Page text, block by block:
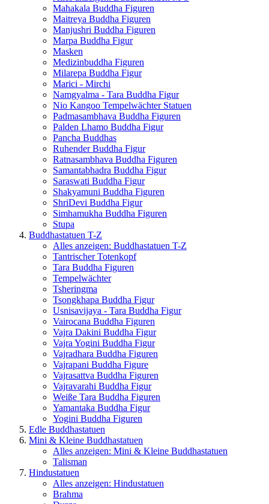
Mahakala Buddha Figuren
Maitreya Buddha Figuren
Manjushri Buddha Figuren
Marpa Buddha Figur
Masken
Medizinbuddha Figuren
Milarepa Buddha Figur
Marici - Mirchi
Namgyalma - Tara Buddha Figur
Nio Kangoo Tempelwächter Statuen
Padmasambhava Buddha Figuren
Palden Lhamo Buddha Figur
Pancha Buddhas
Ruhender Buddha Figur
Ratnasambhava Buddha Figuren
Samantabhadra Buddha Figur
Saraswati Buddha Figur
Shakyamuni Buddha Figuren
ShriDevi Buddha Figur
Simhamukha Buddha Figuren
Stupa
Buddhastatuen T-Z
Alles anzeigen: Buddhastatuen T-Z
Tantrischer Totenkopf
Tara Buddha Figuren
Tempelwächter
Tsheringma
Tsongkhapa Buddha Figur
Usnisavijaya - Tara Buddha Figur
Vairocana Buddha Figuren
Vajra Dakini Buddha Figur
Vajra Yogini Buddha Figur
Vajradhara Buddha Figuren
Vajrapani Buddha Figure
Vajrasattva Buddha Figuren
Vajravarahi Buddha Figur
Weiße Tara Buddha Figuren
Yamantaka Buddha Figur
Yogini Buddha Figuren
Edle Buddhastatuen
Mini & Kleine Buddhastatuen
Alles anzeigen: Mini & Kleine Buddhastatuen
Talisman
Hindustatuen
Alles anzeigen: Hindustatuen
Brahma